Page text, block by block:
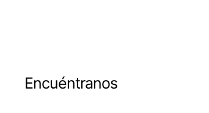
Encuéntranos